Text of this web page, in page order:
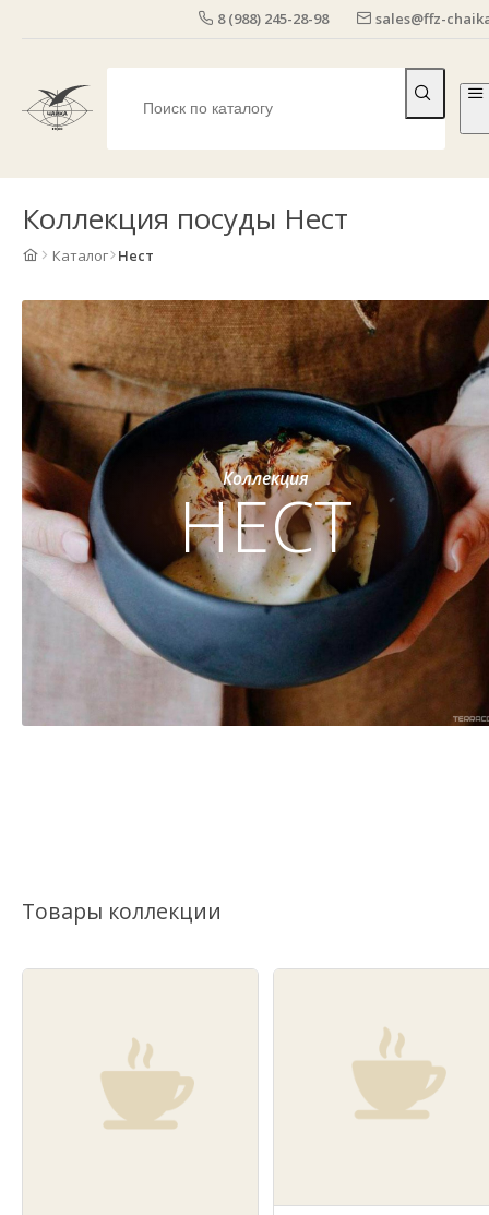
8 (988) 245-28-98 sales@ffz-
Коллекция посуды Нест
Каталог Нест
Коллекция
НЕСТ
Товары коллекции